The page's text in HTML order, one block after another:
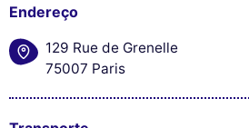
Endereço
129 Rue de Grenelle
75007 Paris